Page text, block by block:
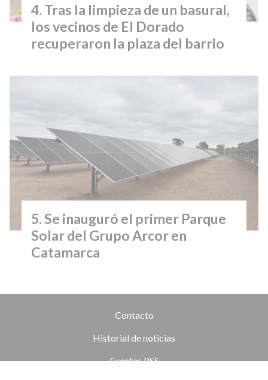
Tras la limpieza de un basural,
los vecinos de El Dorado
recuperaron la plaza del barrio
Se inauguró el primer Parque
Solar del Grupo Arcor en
Catamarca
Contacto
Historial de noticias
Fuentes RSS